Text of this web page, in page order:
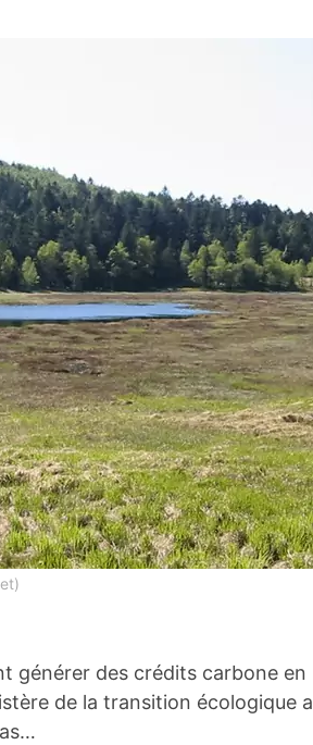
générer des crédits carbone en
de la transition écologique a